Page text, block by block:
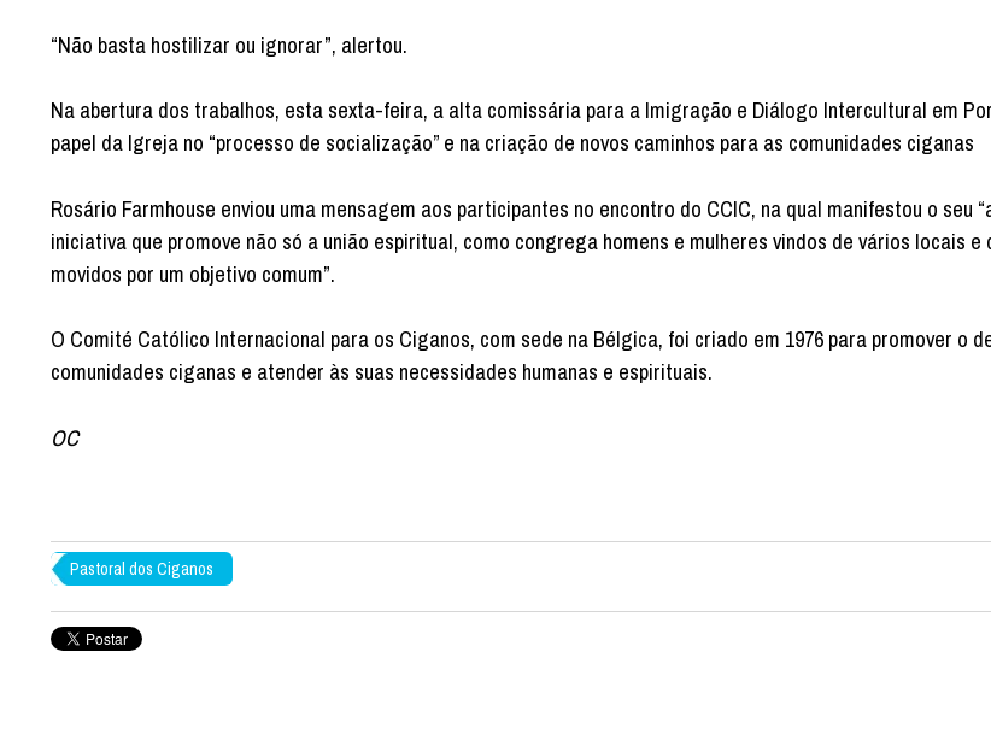
“Não basta hostilizar ou ignorar”, alertou.
Na abertura dos trabalhos, esta sexta-feira, a alta comissária para a Imigração e Diálogo Intercultural em
papel da Igreja no “processo de socialização” e na criação de novos caminhos para as comunidades ciganas
Rosário Farmhouse enviou uma mensagem aos participantes no encontro do CCIC, na qual manifestou o seu
iniciativa que promove não só a união espiritual, como congrega homens e mulheres vindos de vários locais
movidos por um objetivo comum”.
O Comité Católico Internacional para os Ciganos, com sede na Bélgica, foi criado em 1976 para promover o
comunidades ciganas e atender às suas necessidades humanas e espirituais.
OC
Pastoral dos Ciganos